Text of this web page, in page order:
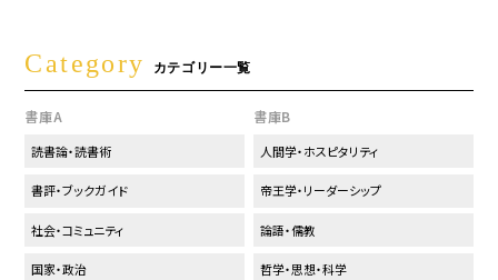
Category カテゴリー一覧
書庫A
読書論・読書術
書評・ブックガイド
社会・コミュニティ
国家・政治
書庫B
人間学・ホスピタリティ
帝王学・リーダーシップ
論語・儒教
哲学・思想・科学